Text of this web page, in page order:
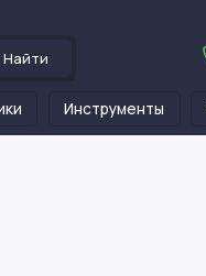
Найти
Инструменты